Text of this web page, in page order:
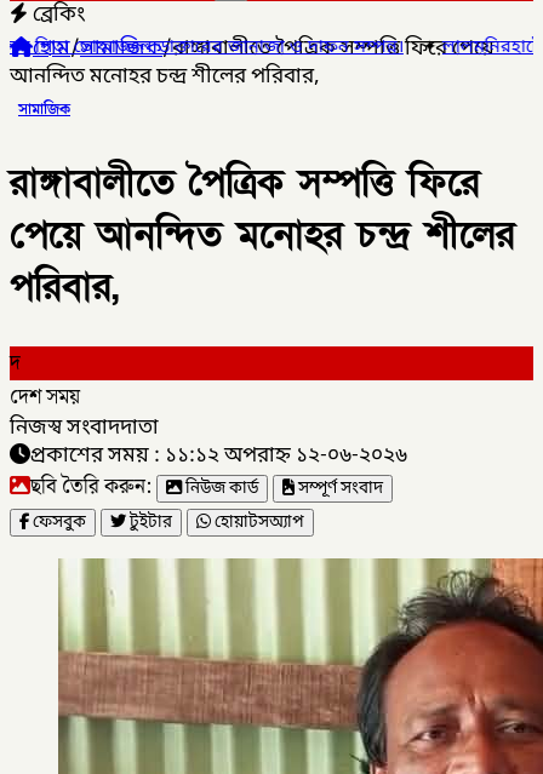
ব্রেকিং
ডাক্তারের জানাজা ও দাফন সম্পন্ন।✦লালমনিরহাটের ৫
হোম/সামাজিক/রাঙ্গাবালীতে পৈত্রিক সম্পত্তি ফিরে পেয়ে
আনন্দিত মনোহর চন্দ্র শীলের পরিবার,
সামাজিক
রাঙ্গাবালীতে পৈত্রিক সম্পত্তি ফিরে
পেয়ে আনন্দিত মনোহর চন্দ্র শীলের
পরিবার,
দ
দেশ সময়
নিজস্ব সংবাদদাতা
প্রকাশের সময় : ১১:১২ অপরাহ্ন ১২-০৬-২০২৬
ছবি তৈরি করুন: নিউজ কার্ড
সম্পূর্ণ সংবাদ
ফেসবুক
টুইটার হোয়াটসঅ্যাপ